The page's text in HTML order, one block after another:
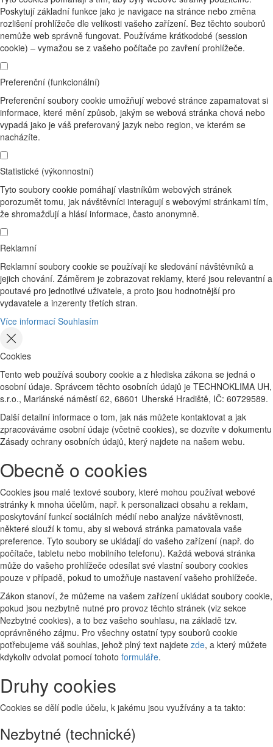
Poskytují základní funkce jako je navigace na stránce nebo změna
rozlišení prohlížeče dle velikosti vašeho zařízení. Bez těchto souborů
nemůže web správně fungovat. Používáme krátkodobé (session
cookie) – vymažou se z vašeho počítače po zavření prohlížeče.
Preferenční (funkcionální)
Preferenční soubory cookie umožňují webové stránce zapamatovat si
informace, které mění způsob, jakým se webová stránka chová nebo
vypadá jako je váš preferovaný jazyk nebo region, ve kterém se
nacházíte.
Statistické (výkonnostní)
Tyto soubory cookie pomáhají vlastníkům webových stránek
porozumět tomu, jak návštěvníci interagují s webovými stránkami tím,
že shromažďují a hlásí informace, často anonymně.
Reklamní
Reklamní soubory cookie se používají ke sledování návštěvníků a
jejich chování. Záměrem je zobrazovat reklamy, které jsou relevantní a
poutavé pro jednotlivé uživatele, a proto jsou hodnotnější pro
vydavatele a inzerenty třetích stran.
Více informací Souhlasím
Cookies
Tento web používá soubory cookie a z hlediska zákona se jedná o
osobní údaje. Správcem těchto osobních údajů je TECHNOKLIMA UH,
s.r.o., Mariánské náměstí 62, 68601 Uherské Hradiště, IČ: 60729589.
Další detailní informace o tom, jak nás můžete kontaktovat a jak
zpracováváme osobní údaje (včetně cookies), se dozvíte v dokumentu
Zásady ochrany osobních údajů, který najdete na našem webu.
Obecně o cookies
Cookies jsou malé textové soubory, které mohou používat webové
stránky k mnoha účelům, např. k personalizaci obsahu a reklam,
poskytování funkcí sociálních médií nebo analýze návštěvnosti,
některé slouží k tomu, aby si webová stránka pamatovala vaše
preference. Tyto soubory se ukládají do vašeho zařízení (např. do
počítače, tabletu nebo mobilního telefonu). Každá webová stránka
může do vašeho prohlížeče odesílat své vlastní soubory cookies
pouze v případě, pokud to umožňuje nastavení vašeho prohlížeče.
Zákon stanoví, že můžeme na vašem zařízení ukládat soubory cookie,
pokud jsou nezbytně nutné pro provoz těchto stránek (viz sekce
Nezbytné cookies), a to bez vašeho souhlasu, na základě tzv.
oprávněného zájmu. Pro všechny ostatní typy souborů cookie
potřebujeme váš souhlas, jehož plný text najdete zde, a který můžete
kdykoliv odvolat pomocí tohoto formuláře.
Druhy cookies
Cookies se dělí podle účelu, k jakému jsou využívány a ta takto:
Nezbytné (technické)